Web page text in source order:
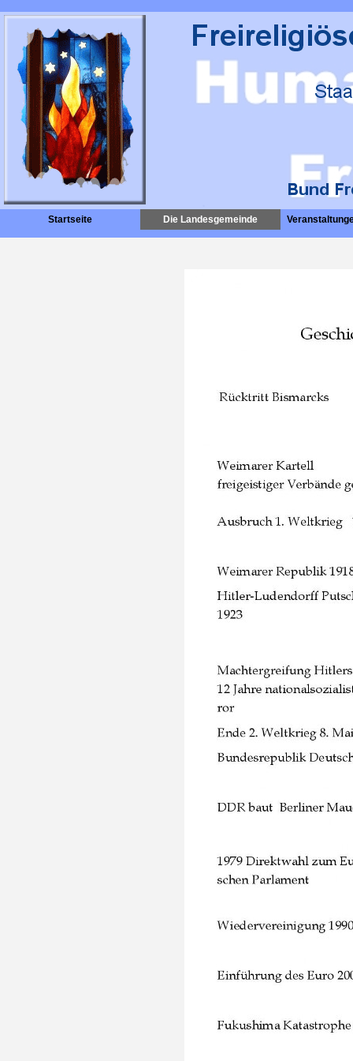
Startseite Die Landesgemeinde